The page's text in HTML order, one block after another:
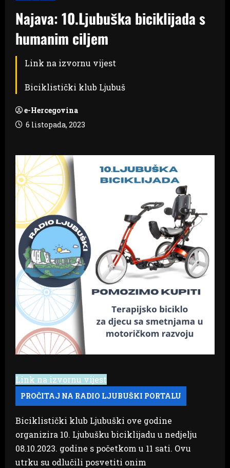
Najava: 10.Ljubuška biciklijada s
humanim ciljem
Link na izvornu vijest
Biciklistički klub Ljubuš
e-Hercegovina
6 listopada, 2023
Link na izvornu vijest
Biciklistički klub Ljubuški ove godine
organizira 10. Ljubušku biciklijadu u nedjelju
08.10.2023. godine s početkom u 11 sati. Ovu
utrku su odlučili posvetiti onim